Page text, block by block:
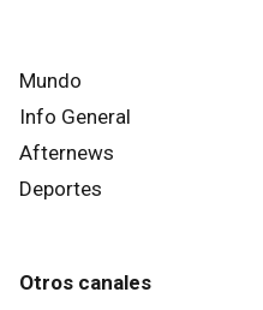
Mundo
Info General
Afternews
Deportes
Otros canales